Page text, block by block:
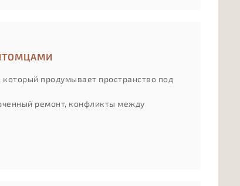
продумывает пространство под
ремонт, конфликты между